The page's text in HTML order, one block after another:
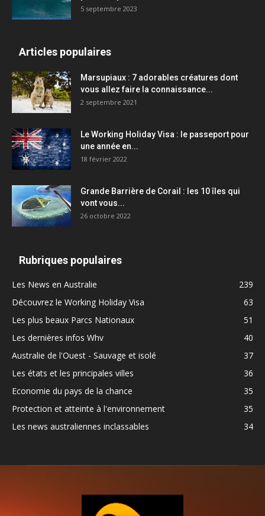
5 septembre 2023
Articles populaires
Marsupiaux : 7 adorables créatures dont
vous allez faire la connaissance...
2 septembre 2021
Le Working Holiday Visa : le passeport pour
une année en...
18 février 2022
Grande Barrière de Corail : les 10 îles qui
vont vous...
26 octobre 2022
Rubriques populaires
Les News en Australie
239
Découvrez le Working Holiday Visa
63
Les plus beaux Parcs Nationaux
51
Les dernières infos Whv
40
Australie de l'Ouest - Sauvage et isolé
37
Les états et les principales villes
36
Economie du pays de la chance
35
Protection et atteinte à l'environnement
35
Les news australiennes inclassables
34